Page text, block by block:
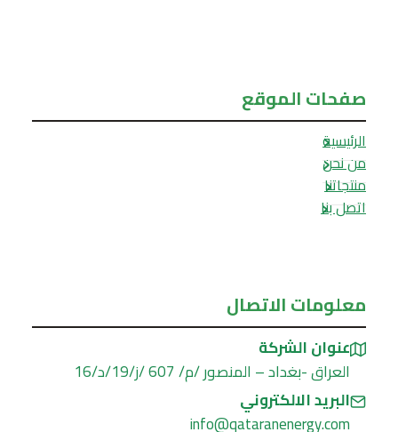
صفحات الموقع
الرئيسية
من نحن
منتجاتنا
اتصل بنا
معلومات الاتصال
عنوان الشركة
العراق -بغداد – المنصور /م/ 607 /ز/19/د/16
البريد الالكتروني
info@qataranenergy.com